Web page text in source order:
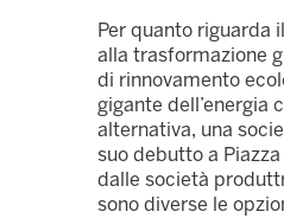
Per quanto riguarda
alla trasformazione
di rinnovamento
gigante dell’energia
alternativa, una
suo debutto a
dalle società
sono diverse le